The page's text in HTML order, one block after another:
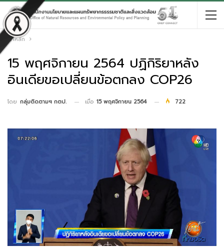
หน้าหลัก
15 พฤศจิกายน 2564 ปฏิกิริยาหลัง
อินเดียขอเปลี่ยนข้อตกลง COP26
โดย กลุ่มติดตามฯ กตป. เมื่อ 15 พฤศจิกายน 2564 722